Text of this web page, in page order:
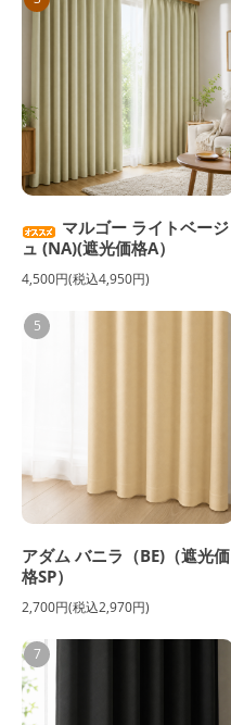
マルゴー ライトベージ
ュ (NA)(遮光価格A）
4,500円(税込4,950円)
5
アダム バニラ（BE)（遮光価
格SP）
2,700円(税込2,970円)
7